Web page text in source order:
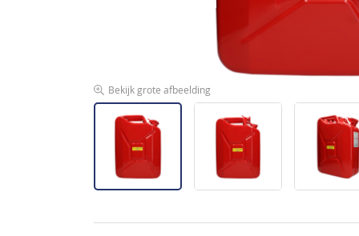
Bekijk grote afbeelding